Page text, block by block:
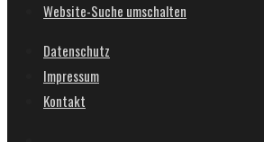
Website-Suche umschalten
Datenschutz
Impressum
Kontakt